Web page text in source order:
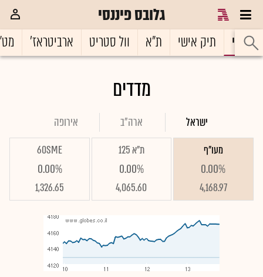
גלובס פיננסי
ראשי תיק אישי ת"א וול סטריט ארביטראז'
מדדים
ישראל ארה"ב אירופה
מעו"ף
0.00%
4,168.97
ת"א 125
0.00%
4,065.60
60SME
0.00%
1,326.65